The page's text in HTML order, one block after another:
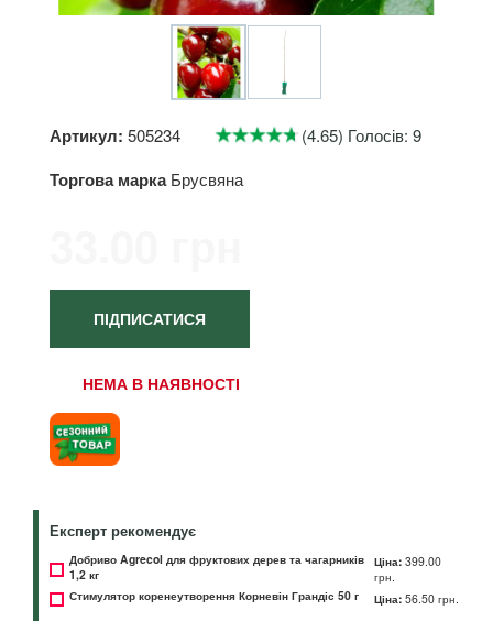
Артикул: 505234 (4.65) Голосів: 9
Торгова марка Брусвяна
ПІДПИСАТИСЯ
НЕМА В НАЯВНОСТІ
Експерт рекомендує
Добриво Agrecol для фруктових дерев та чагарників
1,2 кг
Ціна: 399.00
грн.
Стимулятор коренеутворення Корневін Грандіс 50 г
Ціна: 56.50 грн.